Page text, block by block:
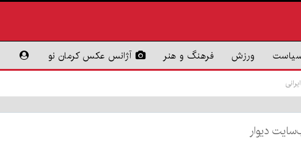
ورزش فرهنگ و هنر آژانس عکس کرمان نو
دیوار